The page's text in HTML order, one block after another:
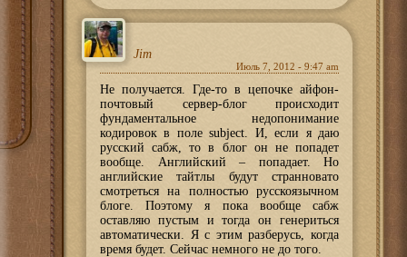
Jim
Июль 7, 2012 - 9:47 am
Не получается. Где-то в цепочке айфон-
почтовый сервер-блог происходит
фундаментальное недопонимание
кодировок в поле subject. И, если я даю
русский сабж, то в блог он не попадет
вообще. Английский – попадает. Но
английские тайтлы будут странновато
смотреться на полностью русскоязычном
блоге. Поэтому я пока вообще сабж
оставляю пустым и тогда он генериться
автоматически. Я с этим разберусь, когда
время будет. Сейчас немного не до того.